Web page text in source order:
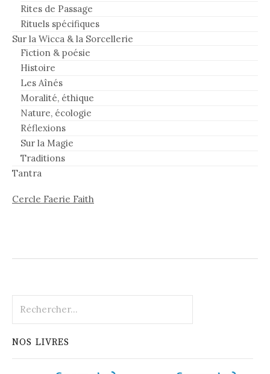
Rites de Passage
Rituels spécifiques
Sur la Wicca & la Sorcellerie
Fiction & poésie
Histoire
Les Aînés
Moralité, éthique
Nature, écologie
Réflexions
Sur la Magie
Traditions
Tantra
Cercle Faerie Faith
NOS LIVRES